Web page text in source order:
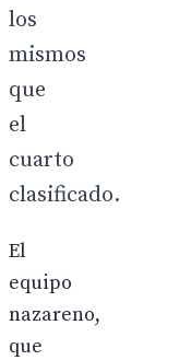
los
mismos
que
el
cuarto
clasificado.
El
equipo
nazareno,
que